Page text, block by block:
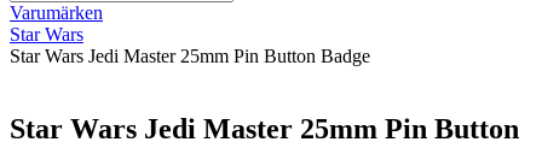
Varumärken
Star Wars
Star Wars Jedi Master 25mm Pin Button Badge
Star Wars Jedi Master 25mm Pin Button